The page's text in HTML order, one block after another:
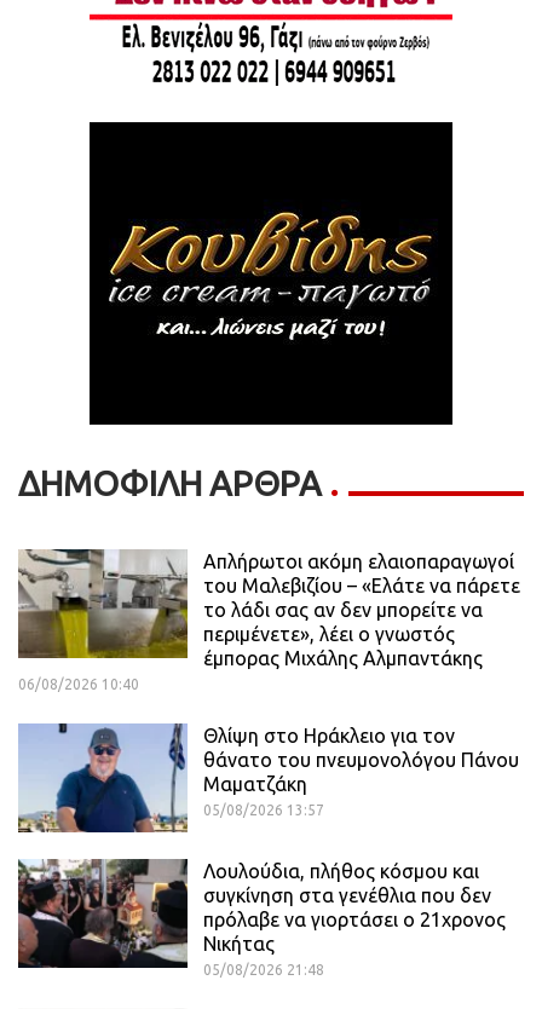
ΔΗΜΟΦΙΛΗ ΑΡΘΡΑ
Απλήρωτοι ακόμη ελαιοπαραγωγοί
του Μαλεβιζίου – «Ελάτε να πάρετε
το λάδι σας αν δεν μπορείτε να
περιμένετε», λέει ο γνωστός
έμπορας Μιχάλης Αλμπαντάκης
06/08/2026 10:40
Θλίψη στο Ηράκλειο για τον
θάνατο του πνευμονολόγου Πάνου
Μαματζάκη
05/08/2026 13:57
Λουλούδια, πλήθος κόσμου και
συγκίνηση στα γενέθλια που δεν
πρόλαβε να γιορτάσει ο 21χρονος
Νικήτας
05/08/2026 21:48